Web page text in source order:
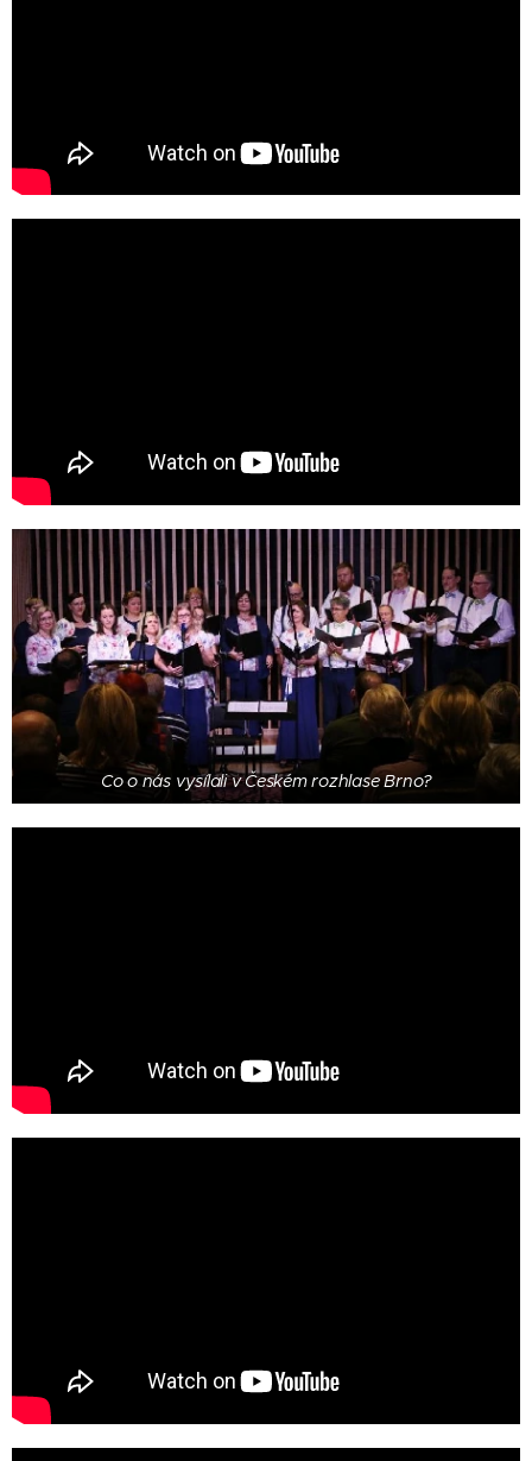
Co o nás vysílali v Českém rozhlase Brno?